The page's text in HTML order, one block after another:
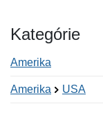
Kategórie
Amerika
Amerika USA